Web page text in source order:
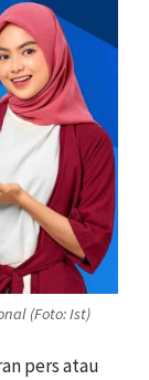
(Foto: Ist)
pers atau